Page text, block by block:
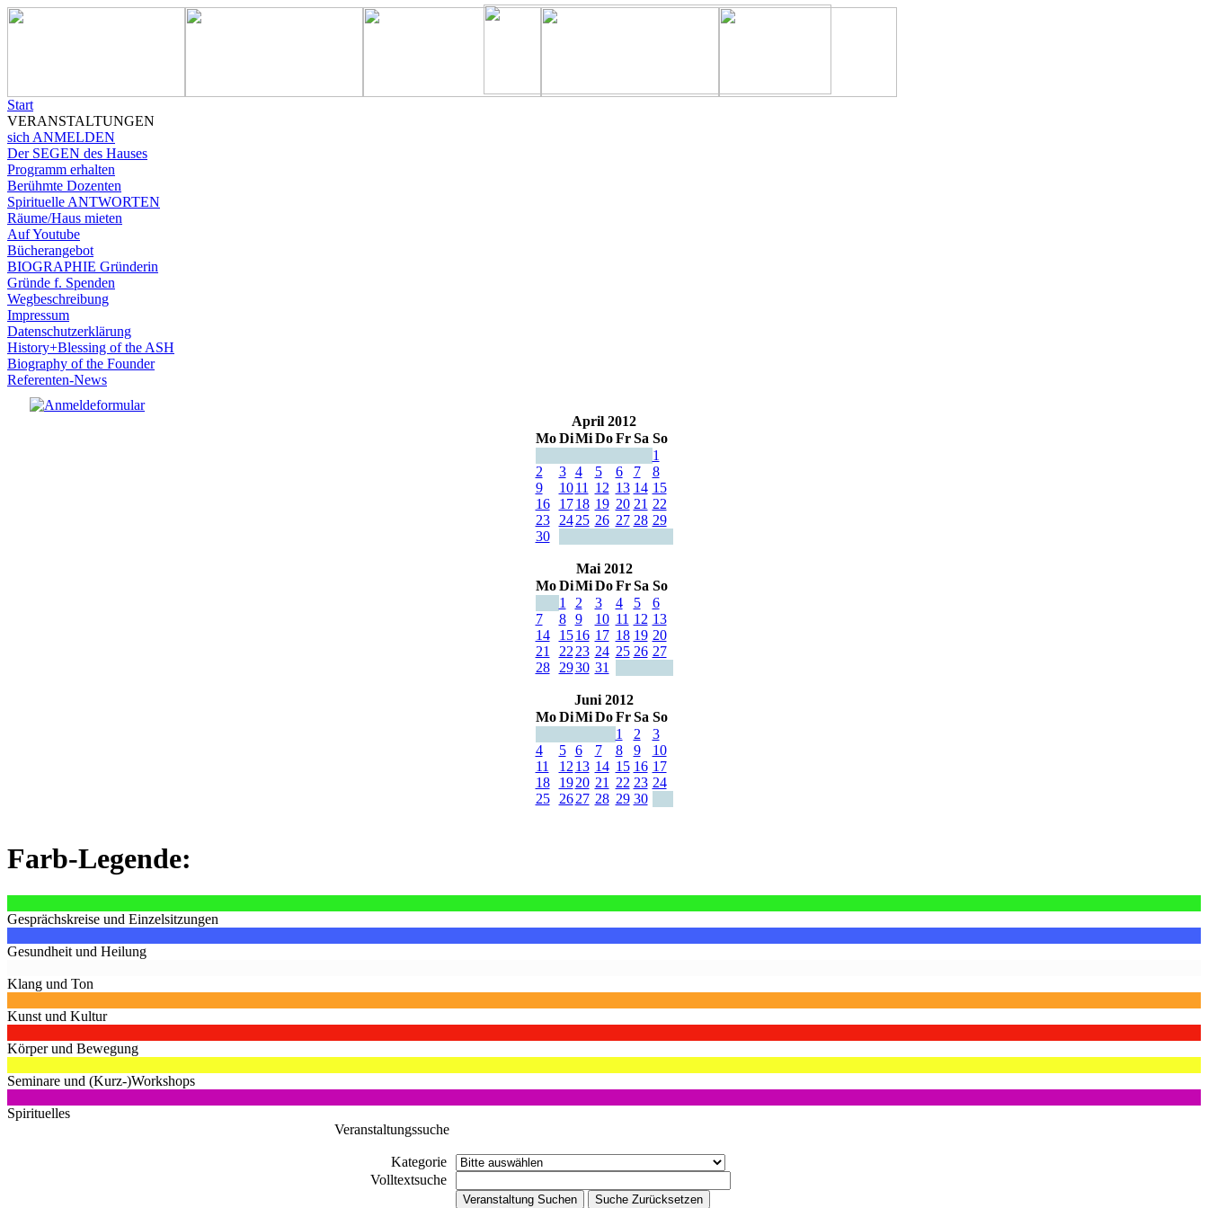
Start
VERANSTALTUNGEN
sich ANMELDEN
Der SEGEN des Hauses
Programm erhalten
Berühmte Dozenten
Spirituelle ANTWORTEN
Räume/Haus mieten
Auf Youtube
Bücherangebot
BIOGRAPHIE Gründerin
Gründe f. Spenden
Wegbeschreibung
Impressum
Datenschutzerklärung
History+Blessing of the ASH
Biography of the Founder
Referenten-News
April 2012
Mo DiMi Do Fr Sa So
1
2
3 4 5 6 7
8
9
10 11 12 13 14 15
16
17 18 19 20 21 22
23
24 25 26 27 28 29
30
Mai 2012
Mo DiMi Do Fr Sa So
1
2 3 4 5
6
7
8 9 10 11 12 13
14
15 16 17 18 19 20
21
22 23 24 25 26 27
28
2930 31
Juni 2012
Mo DiMi Do Fr Sa So
1
2
3
4
5 6 7 8 9
10
11
12 13 14 15 16 17
18
19 20 21 22 23 24
25
26 27 28 29 30
Farb-Legende:
Gesprächskreise und Einzelsitzungen
Gesundheit und Heilung
Klang und Ton
Kunst und Kultur
Körper und Bewegung
Seminare und (Kurz-)Workshops
Spirituelles
Veranstaltungssuche
Kategorie
Volltextsuche